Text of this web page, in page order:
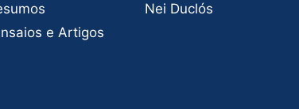
e Artigos
Nei Duclós